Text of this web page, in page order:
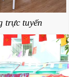
trực tuyến